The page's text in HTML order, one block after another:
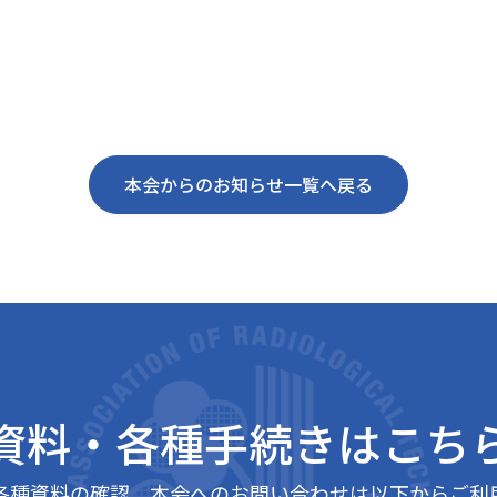
本会からのお知らせ一覧へ戻る
料・各種手続きはこち